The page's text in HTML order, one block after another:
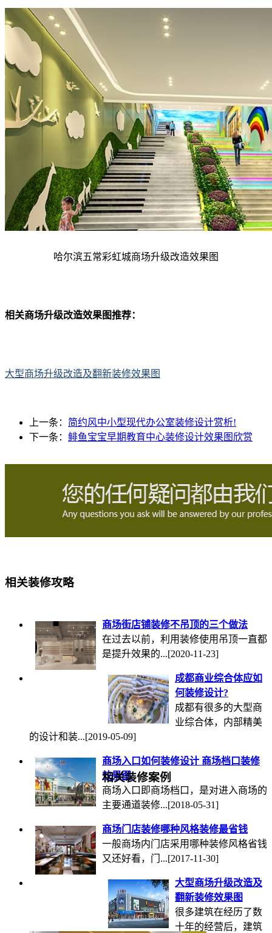
哈尔滨五常彩虹城商场升级改造效果图
相关商场升级改造效果图推荐：
大型商场升级改造及翻新装修效果图
上一条： 简约风中小型现代办公室装修设计赏析!
下一条： 鲱鱼宝宝早期教育中心装修设计效果图欣赏
相关装修攻略
商场街店铺装修不吊顶的三个做法
在过去以前，利用装修使用吊顶一直都
是提升效果的...[2020-11-23]
成都商业综合体应如
何装修设计?
成都有很多的大型商
业综合体，内部精美
的设计和装...[2019-05-09]
商场入口如何装修设计 商场档口装修
效果图
商场入口即商场档口，是对进入商场的
主要通道装修...[2018-05-31]
商场门店装修哪种风格装修最省钱
一般商场内门店采用哪种装修风格省钱
又还好看，门...[2017-11-30]
大型商场升级改造及
翻新装修效果图
很多建筑在经历了数
十年的经营后，建筑
相关装修案例